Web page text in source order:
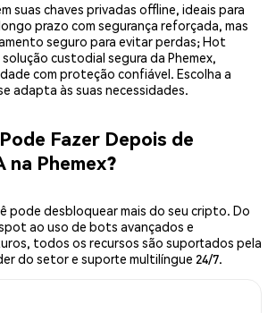
suas chaves privadas offline, ideais para
prazo com segurança reforçada, mas
seguro para evitar perdas; Hot
custodial segura da Phemex,
com proteção confiável. Escolha a
adapta às suas necessidades.
Fazer Depois de
na Phemex?
pode desbloquear mais do seu cripto. Do
ao uso de bots avançados e
todos os recursos são suportados pela
do setor e suporte multilíngue 24/7.